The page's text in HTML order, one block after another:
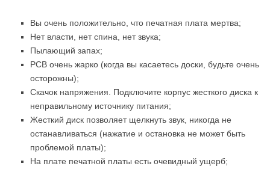
Вы очень положительно, что печатная плата мертва;
Нет власти, нет спина, нет звука;
Пылающий запах;
PCB очень жарко (когда вы касаетесь доски, будьте очень
осторожны);
Скачок напряжения. Подключите корпус жесткого диска к
неправильному источнику питания;
Жесткий диск позволяет щелкнуть звук, никогда не
останавливаться (нажатие и остановка не может быть
проблемой платы);
На плате печатной платы есть очевидный ущерб;